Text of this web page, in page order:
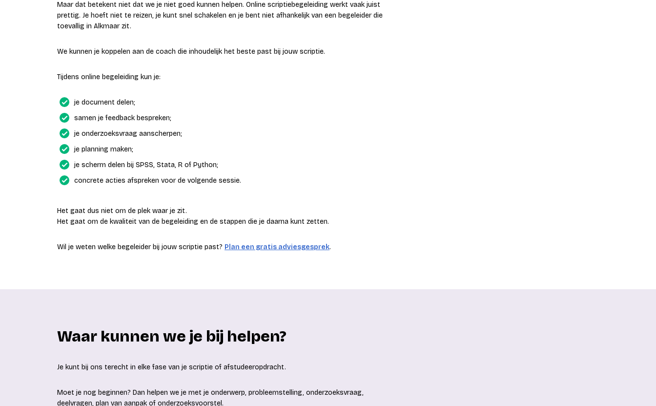
Maar dat betekent niet dat we je niet goed kunnen helpen. Online scriptiebegeleiding werkt vaak juist
prettig. Je hoeft niet te reizen, je kunt snel schakelen en je bent niet afhankelijk van een begeleider die
toevallig in Alkmaar zit.
We kunnen je koppelen aan de coach die inhoudelijk het beste past bij jouw scriptie.
Tijdens online begeleiding kun je:
je document delen;
samen je feedback bespreken;
je onderzoeksvraag aanscherpen;
je planning maken;
je scherm delen bij SPSS, Stata, R of Python;
concrete acties afspreken voor de volgende sessie.
Het gaat dus niet om de plek waar je zit.
Het gaat om de kwaliteit van de begeleiding en de stappen die je daarna kunt zetten.
Wil je weten welke begeleider bij jouw scriptie past? Plan een gratis adviesgesprek.
Waar kunnen we je bij helpen?
Je kunt bij ons terecht in elke fase van je scriptie of afstudeeropdracht.
Moet je nog beginnen? Dan helpen we je met je onderwerp, probleemstelling, onderzoeksvraag,
deelvragen, plan van aanpak of onderzoeksvoorstel.